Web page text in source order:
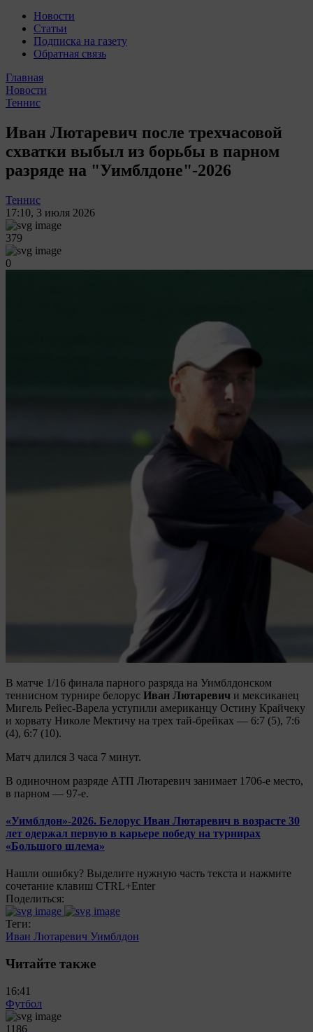
Новости
Статьи
Подписка на газету
Обратная связь
Главная
Новости
Теннис
Иван Лютаревич после трехчасовой
схватки выбыл из борьбы в парном
разряде на "Уимблдоне"-2026
Теннис
17:10, 3 июля 2026
379
0
В матче 1/16 финала парного разряда на Уимблдонском
теннисном турнире белорус Иван Лютаревич и мексиканец
Мигель Рейес-Варела уступили американцу Остину Крайчеку
и хорвату Николе Мектичу на трех тай-брейках — 6:7 (5), 7:6
(4), 6:7 (10).
Матч длился 3 часа 7 минут.
В одиночном разряде АТП Лютаревич занимает 1706-е место,
в парном — 97-е.
«Уимблдон»-2026. Белорус Иван Лютаревич в возрасте 30
лет одержал первую в карьере победу на турнирах
«Большого шлема»
Нашли ошибку? Выделите нужную часть текста и нажмите
сочетание клавиш CTRL+Enter
Поделиться:
Теги:
Иван Лютаревич Уимблдон
Читайте также
16:41
Футбол
1186